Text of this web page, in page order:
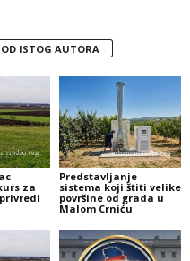
OD ISTOG AUTORA
za
Predstavljanje
sistema koji štiti velike
površine od grada u
Malom Crniću